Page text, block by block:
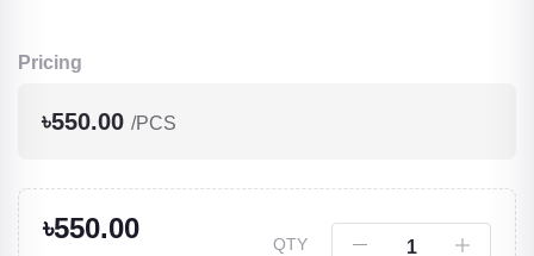
Pricing
৳550.00 /PCS
৳550.00
QTY